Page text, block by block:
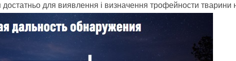
для виявлення і визначення трофейности тварини